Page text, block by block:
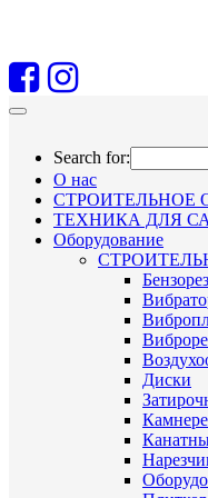
Search for:
О нас
СТРОИТЕЛЬНОЕ
ТЕХНИКА ДЛЯ
Оборудование
Диски